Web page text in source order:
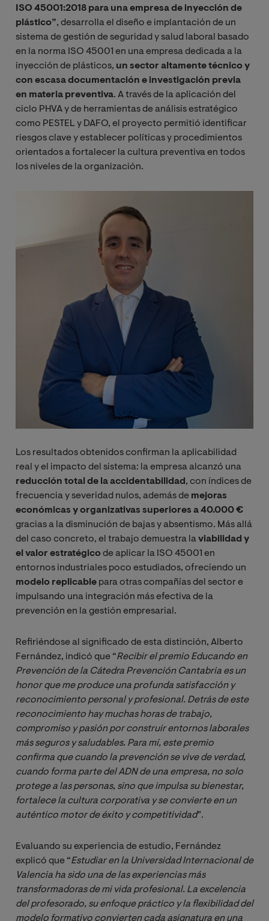
ISO 45001:2018 para una empresa de inyección de
plástico”, desarrolla el diseño e implantación de un
sistema de gestión de seguridad y salud laboral basado
en la norma ISO 45001 en una empresa dedicada a la
inyección de plásticos, un sector altamente técnico y
con escasa documentación e investigación previa
en materia preventiva. A través de la aplicación del
ciclo PHVA y de herramientas de análisis estratégico
como PESTEL y DAFO, el proyecto permitió identificar
riesgos clave y establecer políticas y procedimientos
orientados a fortalecer la cultura preventiva en todos
los niveles de la organización.
Los resultados obtenidos confirman la aplicabilidad
real y el impacto del sistema: la empresa alcanzó una
reducción total de la accidentabilidad , con índices de
frecuencia y severidad nulos, además de mejoras
económicas y organizativas superiores a 40.000 €
gracias a la disminución de bajas y absentismo. Más allá
del caso concreto, el trabajo demuestra laviabilidad y
el valor estratégicode aplicar la ISO 45001 en
entornos industriales poco estudiados, ofreciendo un
modelo replicable para otras compañías del sector e
impulsando una integración más efectiva de la
prevención en la gestión empresarial.
Refiriéndose al significado de esta distinción, Alberto
Fernández, indicó que “Recibir el premio Educando en
Prevención de la Cátedra Prevención Cantabria es un
honor que me produce una profunda satisfacción y
reconocimiento personal y profesional. Detrás de este
reconocimiento hay muchas horas de trabajo,
compromiso y pasión por construir entornos laborales
más seguros y saludables. Para mí, este premio
confirma que cuando la prevención se vive de verdad,
cuando forma parte del ADN de una empresa, no solo
protege a las personas, sino que impulsa su bienestar,
fortalece la cultura corporativa y se convierte en un
auténtico motor de éxito y competitividad”.
Evaluando su experiencia de estudio, Fernández
explicó que “Estudiar en la Universidad Internacional de
Valencia ha sido una de las experiencias más
transformadoras de mi vida profesional. La excelencia
del profesorado, su enfoque práctico y la flexibilidad del
modelo formativo convierten cada asignatura en una